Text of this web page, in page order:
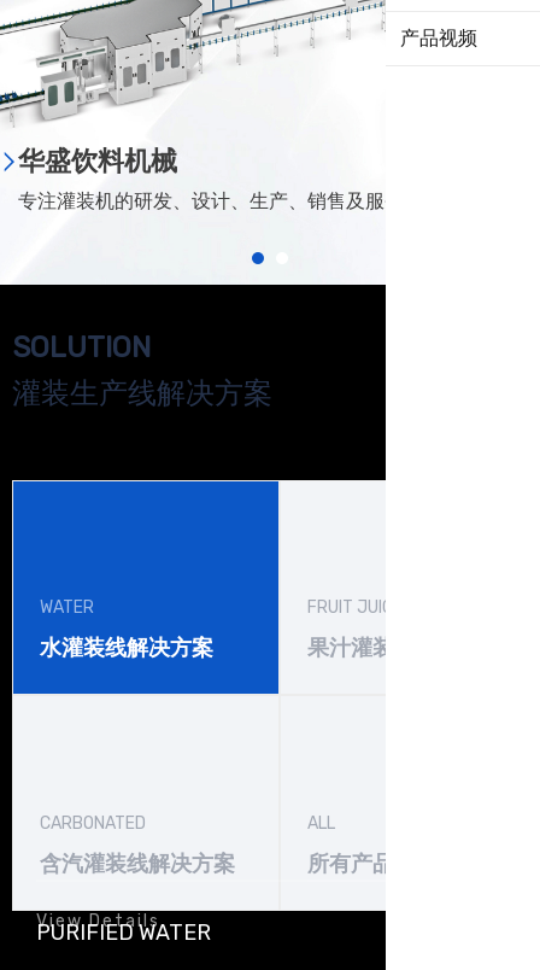
产品视频
华盛饮料机械
专注灌装机的研发、设计、生产、销售及服务.
SOLUTION
灌装生产线解决方案
WATER
水灌装线解决方案
FRUIT JUICE
果汁灌装线解决方案
CARBONATED
含汽灌装线解决方案
ALL
所有产品
PURIFIED WATER
View Details